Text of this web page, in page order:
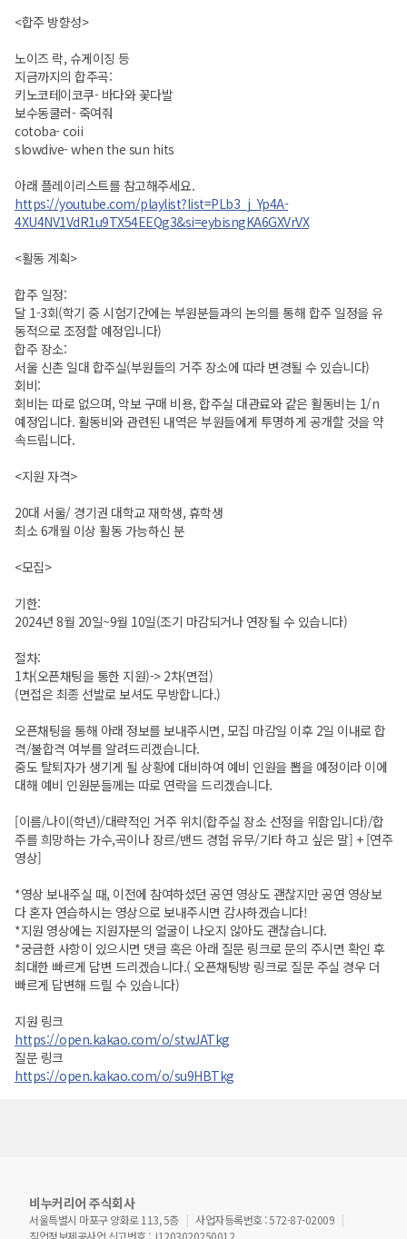
<합주 방향성>
노이즈 락, 슈게이징 등
지금까지의 합주곡:
키노코테이코쿠- 바다와 꽃다발
보수동쿨러- 죽여줘
cotoba- coii
slowdive- when the sun hits
아래 플레이리스트를 참고해주세요.
https://youtube.com/playlist?list=PLb3_j_Yp4A-
4XU4NV1VdR1u9TX54EEQg3&si=eybisngKA6GXVrVX
<활동 계획>
합주 일정:
달 1-3회(학기 중 시험기간에는 부원분들과의 논의를 통해 합주 일정을 유
동적으로 조정할 예정입니다)
합주 장소:
서울 신촌 일대 합주실(부원들의 거주 장소에 따라 변경될 수 있습니다)
회비:
회비는 따로 없으며, 악보 구매 비용, 합주실 대관료와 같은 활동비는 1/n
예정입니다. 활동비와 관련된 내역은 부원들에게 투명하게 공개할 것을 약
속드립니다.
<지원 자격>
20대 서울/ 경기권 대학교 재학생, 휴학생
최소 6개월 이상 활동 가능하신 분
<모집>
기한:
2024년 8월 20일~9월 10일(조기 마감되거나 연장될 수 있습니다)
절차:
1차(오픈채팅을 통한 지원)-> 2차(면접)
(면접은 최종 선발로 보셔도 무방합니다.)
오픈채팅을 통해 아래 정보를 보내주시면, 모집 마감일 이후 2일 이내로 합
격/불합격 여부를 알려드리겠습니다.
중도 탈퇴자가 생기게 될 상황에 대비하여 예비 인원을 뽑을 예정이라 이에
대해 예비 인원분들께는 따로 연락을 드리겠습니다.
[이름/나이(학년)/대략적인 거주 위치(합주실 장소 선정을 위함입니다)/합
주를 희망하는 가수,곡이나 장르/밴드 경험 유무/기타 하고 싶은 말] + [연주
영상]
*영상 보내주실 때, 이전에 참여하셨던 공연 영상도 괜찮지만 공연 영상보
다 혼자 연습하시는 영상으로 보내주시면 감사하겠습니다!
*지원 영상에는 지원자분의 얼굴이 나오지 않아도 괜찮습니다.
*궁금한 사항이 있으시면 댓글 혹은 아래 질문 링크로 문의 주시면 확인 후
최대한 빠르게 답변 드리겠습니다.( 오픈채팅방 링크로 질문 주실 경우 더
빠르게 답변해 드릴 수 있습니다)
지원 링크
https://open.kakao.com/o/stwJATkg
질문 링크
https://open.kakao.com/o/su9HBTkg
비누커리어 주식회사
서울특별시 마포구 양화로 113, 5층
사업자등록번호 : 572-87-02009
직업정보제공사업 신고번호 : J1203020250012